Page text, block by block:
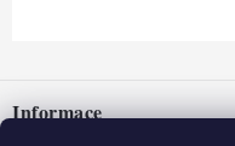
pInformace